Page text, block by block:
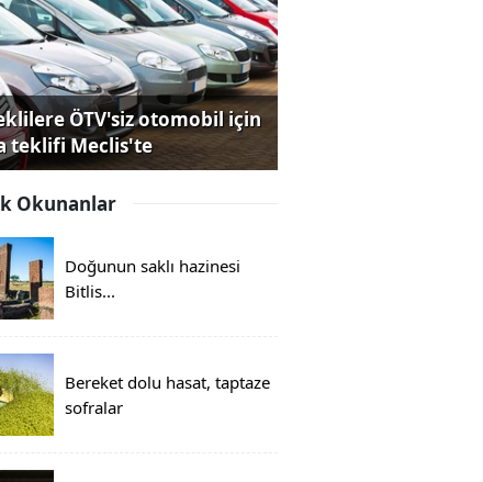
ÖTV'siz otomobil için
teklifi Meclis'te
Okunanlar
Doğunun saklı hazinesi
Bitlis...
Bereket dolu hasat, taptaze
sofralar